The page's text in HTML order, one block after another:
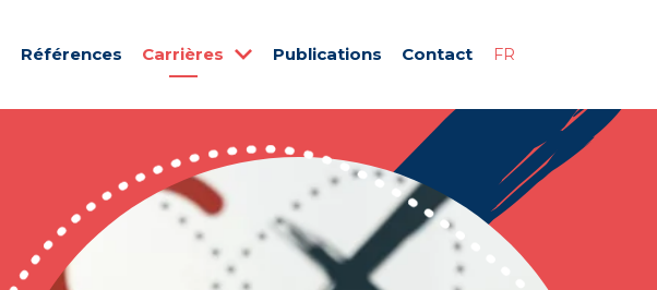
Références Carrières Publications Contact FR